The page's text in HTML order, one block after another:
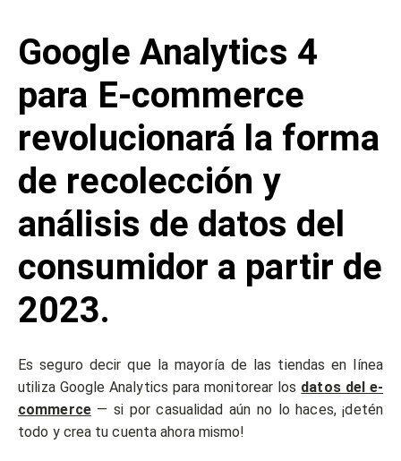
Google Analytics 4
para E-commerce
revolucionará la forma
de recolección y
análisis de datos del
consumidor a partir de
2023.
Es seguro decir que la mayoría de las tiendas en línea
utiliza Google Analytics para monitorear los datos del e-
commerce— si por casualidad aún no lo haces, ¡detén
todo y crea tu cuenta ahora mismo!